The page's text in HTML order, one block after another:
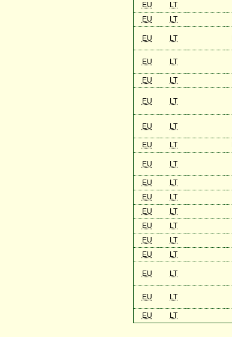
EU
LT
EU
LT
EU LT
EU LT
EU LT
EU LT
EU LT
EU LT
EU LT
EU LT
EU
LT
EU
LT
EU
LT
EU
LT
EU
LT
EU LT
EU LT
EU
LT